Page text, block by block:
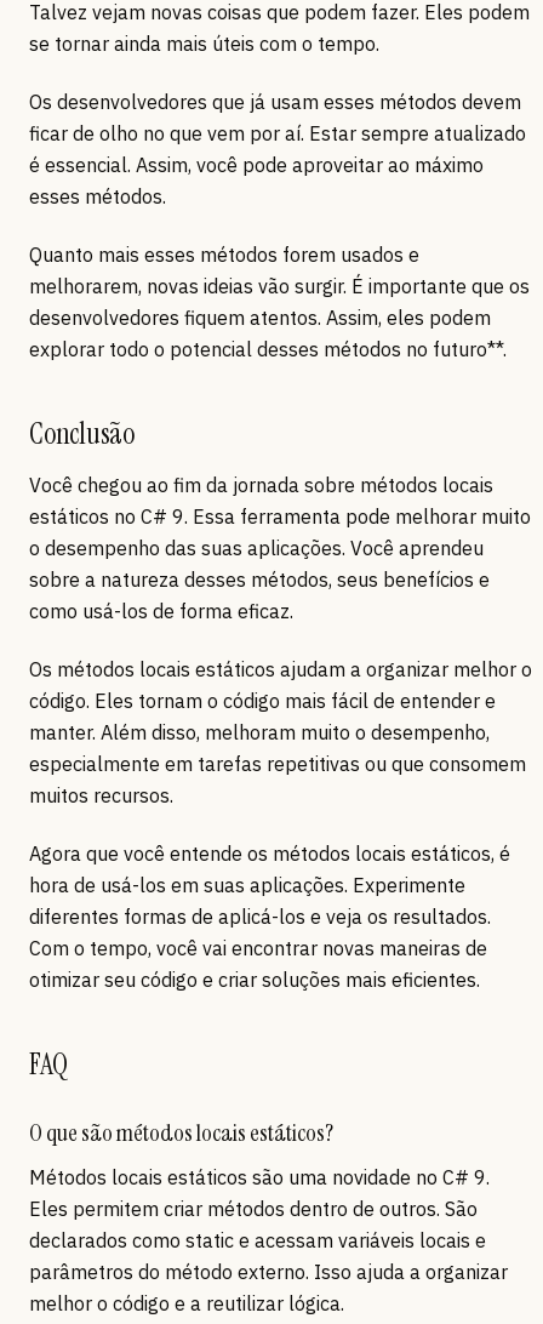
Talvez vejam novas coisas que podem fazer. Eles podem
se tornar ainda mais úteis com o tempo.
Os desenvolvedores que já usam esses métodos devem
ficar de olho no que vem por aí. Estar sempre atualizado
é essencial. Assim, você pode aproveitar ao máximo
esses métodos.
Quanto mais esses métodos forem usados e
melhorarem, novas ideias vão surgir. É importante que os
desenvolvedores fiquem atentos. Assim, eles podem
explorar todo o potencial desses métodos no futuro**.
Conclusão
Você chegou ao fim da jornada sobre métodos locais
estáticos no C# 9. Essa ferramenta pode melhorar muito
o desempenho das suas aplicações. Você aprendeu
sobre a natureza desses métodos, seus benefícios e
como usá-los de forma eficaz.
Os métodos locais estáticos ajudam a organizar melhor o
código. Eles tornam o código mais fácil de entender e
manter. Além disso, melhoram muito o desempenho,
especialmente em tarefas repetitivas ou que consomem
muitos recursos.
Agora que você entende os métodos locais estáticos, é
hora de usá-los em suas aplicações. Experimente
diferentes formas de aplicá-los e veja os resultados.
Com o tempo, você vai encontrar novas maneiras de
otimizar seu código e criar soluções mais eficientes.
FAQ
O que são métodos locais estáticos?
Métodos locais estáticos são uma novidade no C# 9.
Eles permitem criar métodos dentro de outros. São
declarados como static e acessam variáveis locais e
parâmetros do método externo. Isso ajuda a organizar
melhor o código e a reutilizar lógica.